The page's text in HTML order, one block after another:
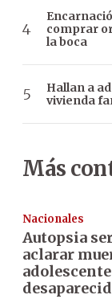
comprar
la boca
Hallan a
vivienda
Más
Nacionales
Autopsia
aclarar